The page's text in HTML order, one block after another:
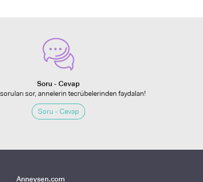
Soru - Cevap
sor, annelerin tecrübelerinden faydalan!
Soru - Cevap
Anneysen.com